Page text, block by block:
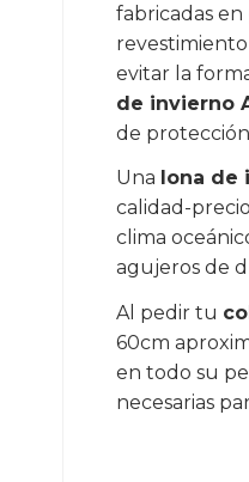
fabricadas
evitar la
de invierno
de
Una lona de
calidad-
clima
agujeros de
Al pedir tu
60cm
en todo su
necesarias